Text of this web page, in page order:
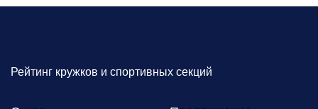
Рейтинг кружков и спортивных секций